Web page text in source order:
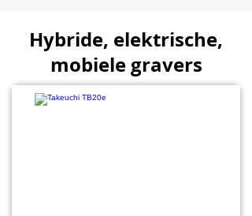
Hybride, elektrische,
mobiele gravers